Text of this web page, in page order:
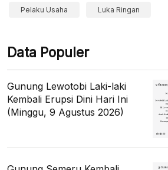
Pelaku Usaha Luka Ringan
Data Populer
Gunung Lewotobi Laki-laki
Kembali Erupsi Dini Hari Ini
(Minggu, 9 Agustus 2026)